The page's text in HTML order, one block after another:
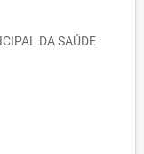
DA SAÚDE